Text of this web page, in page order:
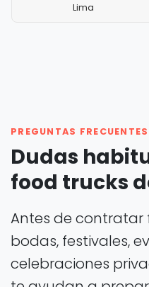
Lima
PREGUNTAS FRECUENTES
Dudas
food trucks
Antes de
bodas, festivales,
celebraciones